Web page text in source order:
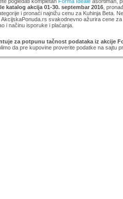
katalog akcija 01-30. septembar 2016 ,
i pronaći najnižu cenu za Kuhinja Beta.
svakodnevno ažurira cene
i načinu isporuke i plaćanja.
za potpunu tačnost podataka iz akcije
da pre kupovine proverite podatke na sajtu